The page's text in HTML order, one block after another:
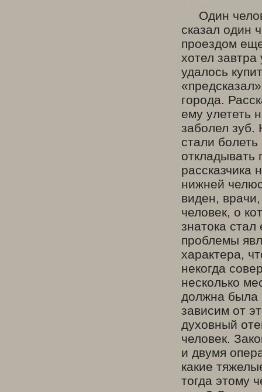
Один
сказал один
проездом
хотел
удалось
города.
ему улететь
заболел зуб.
стали
откладывать
рассказчика
нижней
виден,
человек, о
знатока
проблемы
характера,
некогда
несколько
должна была
зависим от
духовный
человек.
и двумя
какие
тогда этому